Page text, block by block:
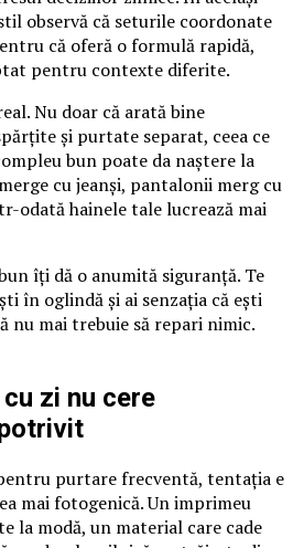
observă că seturile coordonate
că oferă o formulă rapidă,
pentru contexte diferite.
Nu doar că arată bine
și purtate separat, ceea ce
bun poate da naștere la
cu jeanși, pantalonii merg cu
odată hainele tale lucrează mai
îți dă o anumită siguranță. Te
în oglindă și ai senzația că ești
nu mai trebuie să repari nimic.
zi nu cere
purtare frecventă, tentația e
mai fotogenică. Un imprimeu
la modă, un material care cade